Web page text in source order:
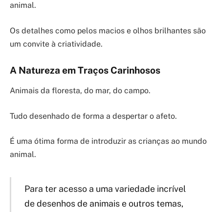
animal.
Os detalhes como pelos macios e olhos brilhantes são
um convite à criatividade.
A Natureza em Traços Carinhosos
Animais da floresta, do mar, do campo.
Tudo desenhado de forma a despertar o afeto.
É uma ótima forma de introduzir as crianças ao mundo
animal.
Para ter acesso a uma variedade incrível
de desenhos de animais e outros temas,